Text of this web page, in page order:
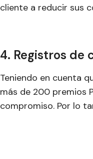
cliente a reducir sus
4. Registros de
Teniendo en cuenta
más de 200 premios
compromiso. Por lo